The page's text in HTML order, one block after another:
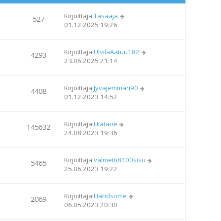
527 Kirjoittaja Tasaaja
01.12.2025 19:26
4293 Kirjoittaja UlvilaAatuu182
23.06.2025 21:14
4408 Kirjoittaja Jyväjemmari90
01.12.2023 14:52
145632 Kirjoittaja Hiatane
24.08.2023 19:36
5465 Kirjoittaja valmetti8400sisu
25.06.2023 19:22
2069 Kirjoittaja Handsome
06.05.2023 20:30